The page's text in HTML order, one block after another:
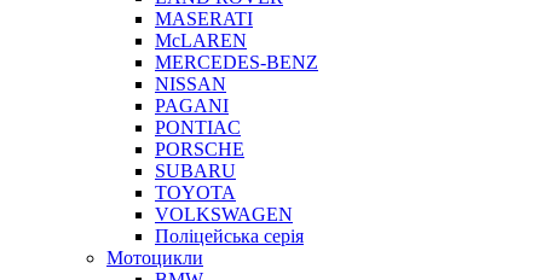
MASERATI
McLAREN
MERCEDES-BENZ
NISSAN
PAGANI
PONTIAC
PORSCHE
SUBARU
TOYOTA
VOLKSWAGEN
Поліцейська серія
Мотоцикли